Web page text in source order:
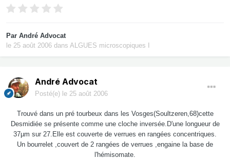
Par André Advocat
le 25 août 2006 dans ALGUES microscopiques I
André Advocat
Posté(e) le 25 août 2006
Trouvé dans un pré tourbeux dans les Vosges(Soultzeren,68)cette
Desmidiée se présente comme une cloche inversée.D'une longueur de
37µm sur 27.Elle est couverte de verrues en rangées concentriques.
Un bourrelet ,couvert de 2 rangées de verrues ,engaine la base de
l'hémisomate.